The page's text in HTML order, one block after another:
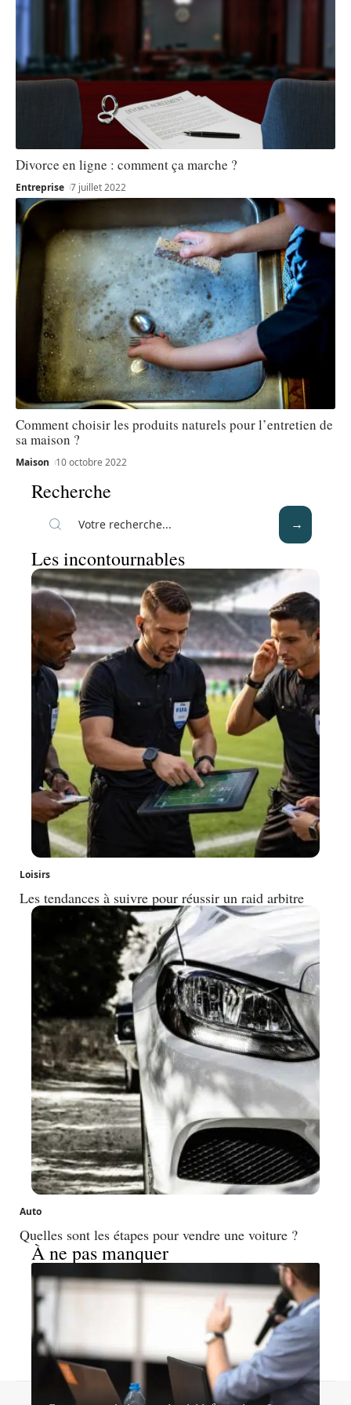
Divorce en ligne : comment ça marche ?
Entreprise 7 juillet 2022
Comment choisir les produits naturels pour l’entretien de
sa maison ?
Maison 10 octobre 2022
Recherche
Les incontournables
Loisirs
Les tendances à suivre pour réussir un raid arbitre
Auto
Quelles sont les étapes pour vendre une voiture ?
À ne pas manquer
Mentions légales Sitemap